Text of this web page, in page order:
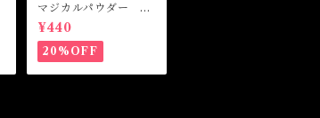
マジカルパウダー プ
ロテクションフロムエ
ンヴィー Magical P
owder PROTECTIO
N FROM ENVY
¥440
20%OFF